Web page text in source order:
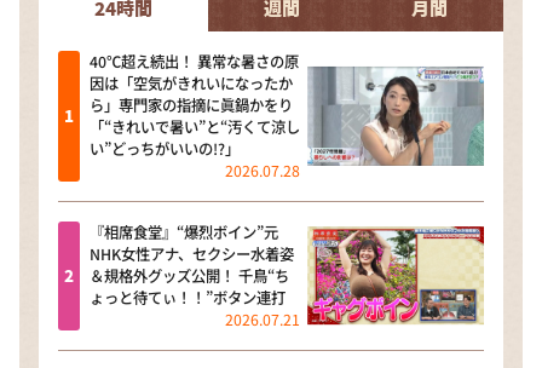
24時間 週間 月間
40℃超え続出！ 異常な暑さの原
因は「空気がきれいになったか
ら」専門家の指摘に眞鍋かをり
「“きれいで暑い”と“汚くて涼し
い”どっちがいいの!?」
2026.07.28
『相席食堂』“爆烈ボイン”元
NHK女性アナ、セクシー水着姿
＆規格外グッズ公開！ 千鳥“ち
ょっと待てぃ！！”ボタン連打
2026.07.21